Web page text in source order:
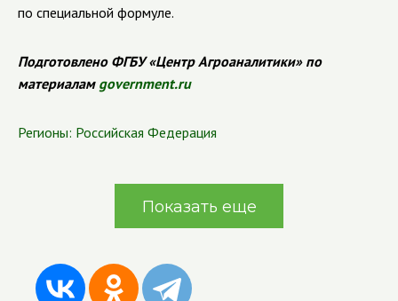
по специальной формуле.
Подготовлено ФГБУ «Центр Агроаналитики» по
материалам government.ru
Регионы: Российская Федерация
Показать еще